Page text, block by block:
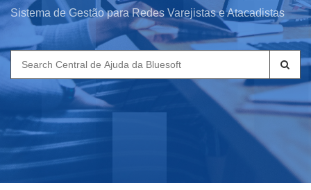
Sistema de Gestão para Redes Varejistas e Atacadistas
Search
for: